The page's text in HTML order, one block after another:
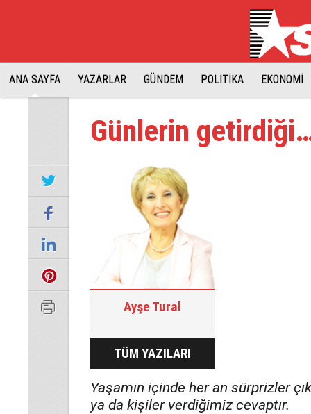
ANA SAYFA YAZARLAR GÜNDEM POLİTİKA EKONOMİ
Günlerin
Ayşe Tural
TÜM YAZILARI
Yaşamın içinde her an sürprizler
ya da kişiler verdiğimiz cevaptır.